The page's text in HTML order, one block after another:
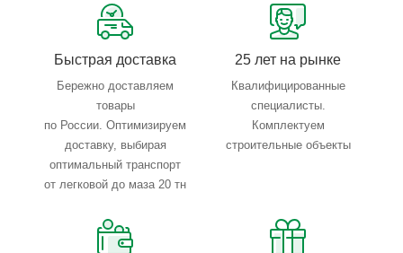
Быстрая доставка
Бережно доставляем
товары
по России. Оптимизируем
доставку, выбирая
оптимальный транспорт
от легковой до маза 20 тн
25 лет на рынке
Квалифицированные
специалисты.
Комплектуем
строительные объекты